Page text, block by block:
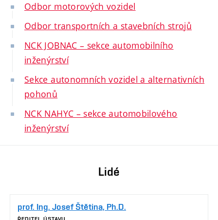
Odbor motorových vozidel
Odbor transportních a stavebních strojů
NCK JOBNAC – sekce automobilního
inženýrství
Sekce autonomních vozidel a alternativních
pohonů
NCK NAHYC – sekce automobilového
inženýrství
Lidé
prof. Ing. Josef Štětina, Ph.D.